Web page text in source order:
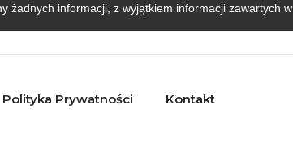
Polityka Prywatności Kontakt
informacji, z wyjątkiem informacji zawartych